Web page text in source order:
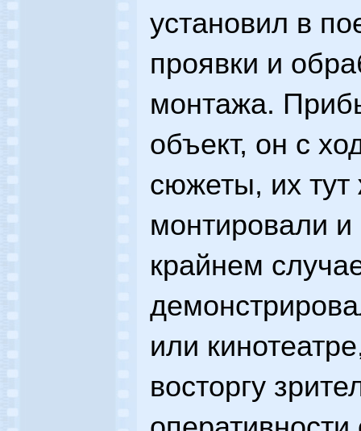
установил в
проявки и
монтажа.
объект, он с
сюжеты, их
монтировали
крайнем
или
восторгу